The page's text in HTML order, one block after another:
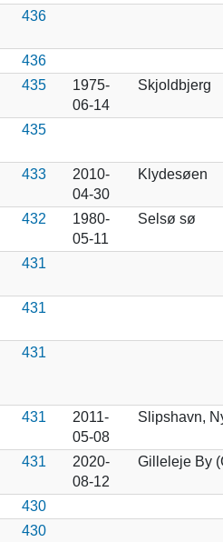
436
436
435
1975-
06-14
Skjoldbjerg
435
433
2010-
04-30
Klydesøen
432
1980-
05-11
Selsø sø
431
431
431
431
2011-
05-08
Slipshavn,
431
2020-
08-12
Gilleleje By
430
430